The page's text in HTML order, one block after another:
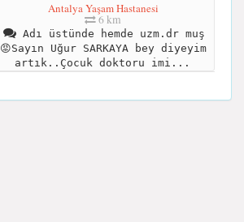
Antalya Yaşam Hastanesi
6 km
Adı üstünde hemde uzm.dr muş
😡Sayın Uğur SARKAYA bey diyeyim
artık..Çocuk doktoru imi...